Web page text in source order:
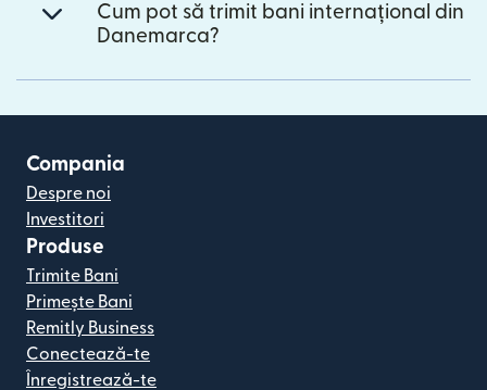
Cum pot să trimit bani internațional din
Danemarca?
Compania
Despre noi
Investitori
Produse
Trimite Bani
Primește Bani
Remitly Business
Conectează-te
Înregistrează-te